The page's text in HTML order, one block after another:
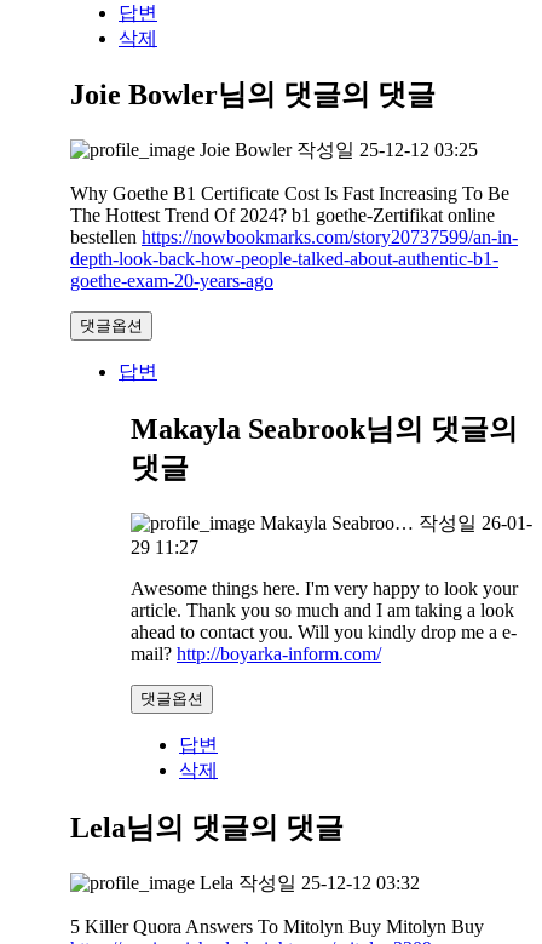
답변
삭제
Joie Bowler님의 댓글의 댓글
Joie Bowler 작성일 25-12-12 03:25
Why Goethe B1 Certificate Cost Is Fast Increasing To Be
The Hottest Trend Of 2024? b1 goethe-Zertifikat online
bestellen https://nowbookmarks.com/story20737599/an-in-
depth-look-back-how-people-talked-about-authentic-b1-
goethe-exam-20-years-ago
댓글옵션
답변
Makayla Seabrook님의 댓글의
댓글
Makayla Seabroo… 작성일 26-01-
29 11:27
Awesome things here. I'm very happy to look your
article. Thank you so much and I am taking a look
ahead to contact you. Will you kindly drop me a e-
mail? http://boyarka-inform.com/
댓글옵션
답변
삭제
Lela님의 댓글의 댓글
Lela 작성일 25-12-12 03:32
5 Killer Quora Answers To Mitolyn Buy Mitolyn Buy